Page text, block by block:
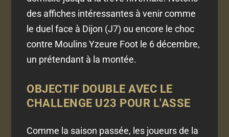
des affiches intéressantes à venir comme
le duel face à Dijon (J7) ou encore le choc
contre Moulins Yzeure Foot le 6 décembre,
un prétendant à la montée.
OBJECTIF DOUBLE AVEC LE
CHALLENGE U23 POUR L'ASSE
Comme la saison passée, les joueurs de la